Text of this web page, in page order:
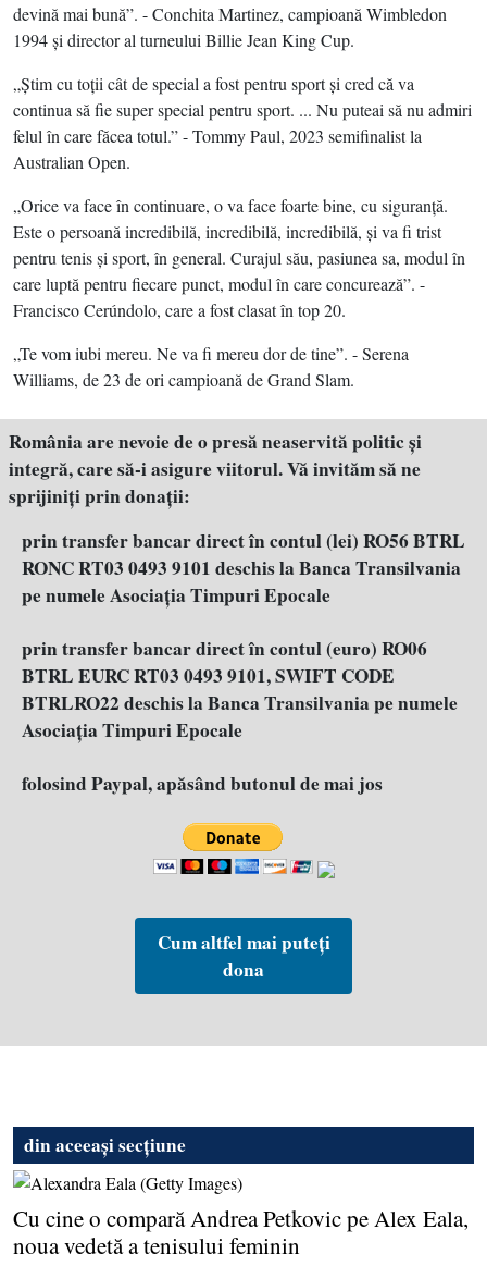
devină mai bună”. - Conchita Martinez, campioană Wimbledon
1994 şi director al turneului Billie Jean King Cup.
„Ştim cu toţii cât de special a fost pentru sport şi cred că va
continua să fie super special pentru sport. ... Nu puteai să nu admiri
felul în care făcea totul.” - Tommy Paul, 2023 semifinalist la
Australian Open.
„Orice va face în continuare, o va face foarte bine, cu siguranţă.
Este o persoană incredibilă, incredibilă, incredibilă, şi va fi trist
pentru tenis şi sport, în general. Curajul său, pasiunea sa, modul în
care luptă pentru fiecare punct, modul în care concurează”. -
Francisco Cerúndolo, care a fost clasat în top 20.
„Te vom iubi mereu. Ne va fi mereu dor de tine”. - Serena
Williams, de 23 de ori campioană de Grand Slam.
România are nevoie de o presă neaservită politic şi
integră, care să-i asigure viitorul. Vă invităm să ne
sprijiniţi prin donaţii:
prin transfer bancar direct în contul (lei) RO56 BTRL
RONC RT03 0493 9101 deschis la Banca Transilvania
pe numele Asociația Timpuri Epocale
prin transfer bancar direct în contul (euro) RO06
BTRL EURC RT03 0493 9101, SWIFT CODE
BTRLRO22 deschis la Banca Transilvania pe numele
Asociația Timpuri Epocale
folosind Paypal, apăsând butonul de mai jos
Cum altfel mai puteți
dona
din aceeași secțiune
Cu cine o compară Andrea Petkovic pe Alex Eala,
noua vedetă a tenisului feminin